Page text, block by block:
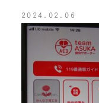
2024.02.06